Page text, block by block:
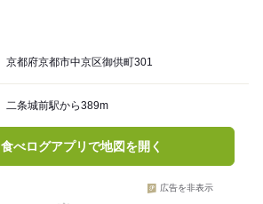
京都府京都市中京区御供町301
二条城前駅から389m
食べログアプリで地図を開く
広告を非表示